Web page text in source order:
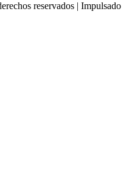
reservados | Impulsado